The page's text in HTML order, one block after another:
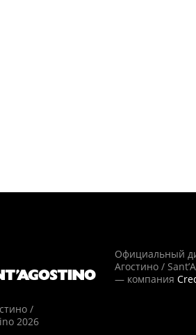
/
2026
Официальный
Агостино /
— компания